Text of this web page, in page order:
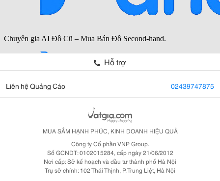
Hỗ trợ
Liên hệ Quảng Cáo 02439747875
MUA SẮM HẠNH PHÚC, KINH DOANH HIỆU QUẢ
Công ty Cổ phần VNP Group.
Số GCNDT: 0102015284, cấp ngày 21/06/2012
Nơi cấp: Sở kế hoạch và đầu tư thành phố Hà Nội
Trụ sở chính: 102 Thái Thịnh, P. Trung Liệt, Hà Nội